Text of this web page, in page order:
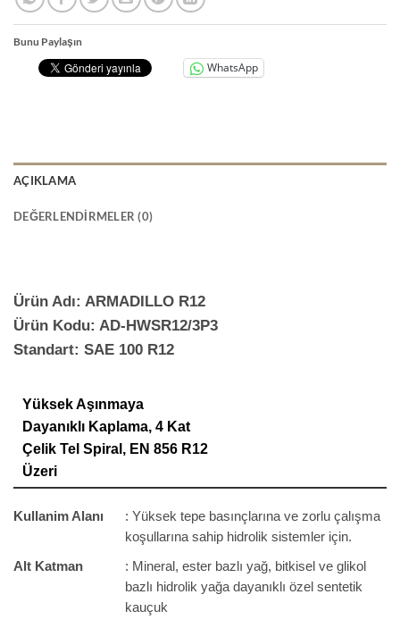
Bunu Paylaşın
WhatsApp
AÇIKLAMA
DEĞERLENDIRMELER (0)
Ürün Adı: ARMADILLO R12
Ürün Kodu: AD-HWSR12/3P3
Standart: SAE 100 R12
Yüksek Aşınmaya
Dayanıklı Kaplama, 4 Kat
Çelik Tel Spiral, EN 856 R12
Üzeri
Kullanim Alanı
: Yüksek tepe basınçlarına ve zorlu çalışma
koşullarına sahip hidrolik sistemler için.
Alt Katman
: Mineral, ester bazlı yağ, bitkisel ve glikol
bazlı hidrolik yağa dayanıklı özel sentetik
kauçuk